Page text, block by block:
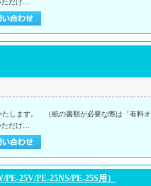
だけ…
たします。 （紙の書類が必要な際は「有料オ
だけ…
25V/PE-25NS/PE-25S用）